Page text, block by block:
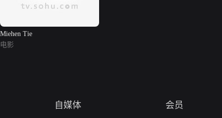
Miehen Tie
电影
自媒体 会员